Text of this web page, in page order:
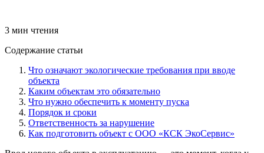
3 мин чтения
Содержание статьи
Что означают экологические требования при вводе
объекта
Каким объектам это обязательно
Что нужно обеспечить к моменту пуска
Порядок и сроки
Ответственность за нарушение
Как подготовить объект с ООО «КСК ЭкоСервис»